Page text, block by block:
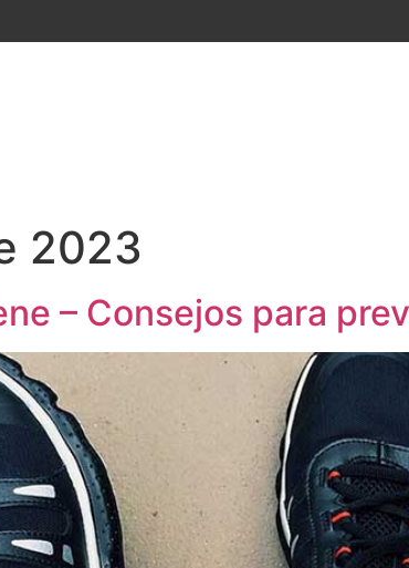
2023
– Consejos para